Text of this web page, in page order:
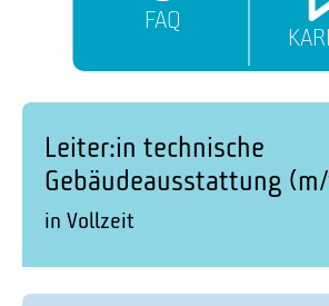
FAQ
Leiter:in technische
Gebäudeausstattung
in Vollzeit